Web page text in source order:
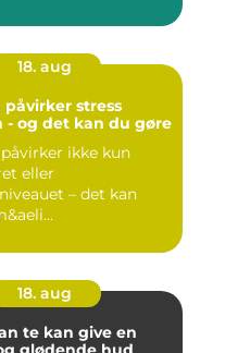
18. aug
påvirker stress
- og det kan du gøre
ikke kun
eller
– det kan
18. aug
te kan give en